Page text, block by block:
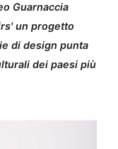
Guarnaccia
un progetto
di design punta
dei paesi più